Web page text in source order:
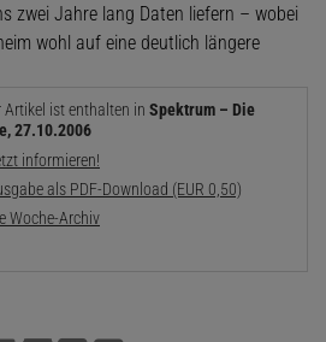
zwei Jahre lang Daten liefern – wobei
wohl auf eine deutlich längere
Artikel ist enthalten in Spektrum – Die
27.10.2006
informieren!
als PDF-Download (EUR 0,50)
Woche-Archiv